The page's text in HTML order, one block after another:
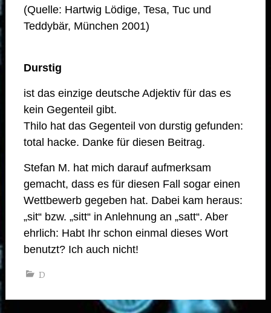
(Quelle: Hartwig Lödige, Tesa, Tuc und
Teddybär, München 2001)
Durstig
ist das einzige deutsche Adjektiv für das es
kein Gegenteil gibt.
Thilo hat das Gegenteil von durstig gefunden:
total hacke. Danke für diesen Beitrag.
Stefan M. hat mich darauf aufmerksam
gemacht, dass es für diesen Fall sogar einen
Wettbewerb gegeben hat. Dabei kam heraus:
„sit“ bzw. „sitt“ in Anlehnung an „satt“. Aber
ehrlich: Habt Ihr schon einmal dieses Wort
benutzt? Ich auch nicht!
D